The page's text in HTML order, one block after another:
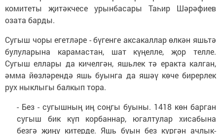
комитеты җитәкчесе урынбасары Таһир Шәрәфиев
озата барды.
Сугыш чоры егетләре - бүгенге аксакаллар өлкән яшьтә
булуларына карамастан, шат күңелле, җор телле.
Сугыш еллары да кичелгән, яшьлек тә еракта калган,
әмма йөзләрендә яшь буынга да яшәү көче бирерлек
рух ныклыгы балкып тора.
- Без - сугышның иң соңгы буыны. 1418 көн барган
сугыш бик күп корбаннар, югалтулар хисабына
безгә җиңү китерде. Яшь буын без күргән ачлык-